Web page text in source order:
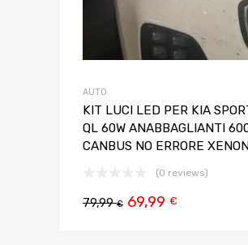
AUTO
KIT LUCI LED PER KIA
QL 60W ANABBAGLIANTI
CANBUS NO ERRORE
(0 reviews)
79,99€ 69,99 €